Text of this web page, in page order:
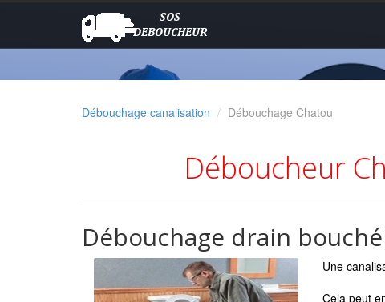
Débouchage canalisation Débouchage Chatou
Déboucheur
Débouchage drain
Une
Cela peut